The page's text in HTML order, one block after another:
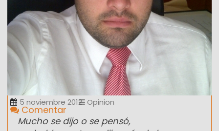
5 noviembre 2012 Opinion
Comentar
Mucho se dijo o se pensó,